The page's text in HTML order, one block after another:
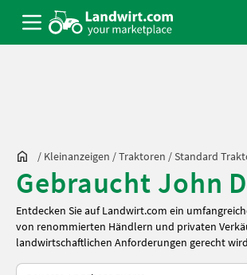
/ Kleinanzeigen /Traktoren /Standard
Gebraucht John
Entdecken Sie auf Landwirt.com ein
von renommierten Händlern und privaten
landwirtschaftlichen Anforderungen gerecht
So wird auf Landwirt.com sortiert